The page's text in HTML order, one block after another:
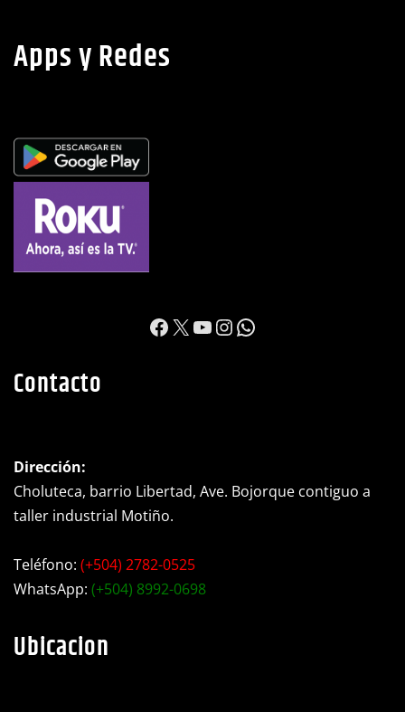
Apps y Redes
https://
X YouTube
Instagram
WhatsApp
Contacto
Dirección:
Choluteca, barrio Libertad, Ave. Bojorque contiguo a
taller industrial Motiño.
Teléfono: (+504) 2782-0525
WhatsApp: (+504) 8992-0698
Ubicacion